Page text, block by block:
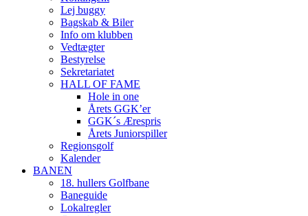
Lej buggy
Bagskab & Biler
Info om klubben
Vedtægter
Bestyrelse
Sekretariatet
HALL OF FAME
Hole in one
Årets GGK’er
GGK´s Ærespris
Årets Juniorspiller
Regionsgolf
Kalender
BANEN
18. hullers Golfbane
Baneguide
Lokalregler